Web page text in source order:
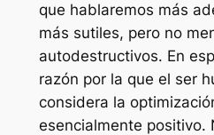
que hablaremos más
más sutiles, pero no
autodestructivos. En
razón por la que el ser
considera la
esencialmente positivo.